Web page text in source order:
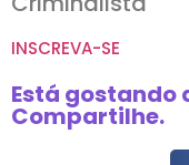
INSCREVA-SE
Está gostando
Compartilhe.